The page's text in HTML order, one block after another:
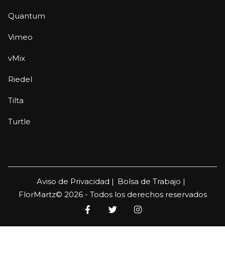
Quantum
Vimeo
vMix
Riedel
Tilta
Turtle
Aviso de Privacidad | Bolsa de Trabajo |
FlorMartz© 2026 - Todos los derechos reservados